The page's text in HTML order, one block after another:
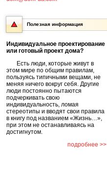
Полезная информация
Индивидуальное проектирование
или готовый проект дома?
Есть люди, которые живут в
этом мире по общим правилам,
пользуясь типичными вещами, не
меняя ничего вокруг себя. Другие
люди постоянно пытаются
подчеркивать свою
индивидуальность, ломая
стереотипы и вводят свои правила
в книгу под названием «Жизнь…»,
при этом не останавливаясь на
достигнутом.
подробнее >>